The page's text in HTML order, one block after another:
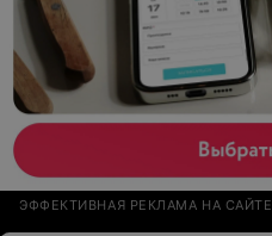
ЭФФЕКТИВНАЯ РЕКЛАМА НА САЙТЕ